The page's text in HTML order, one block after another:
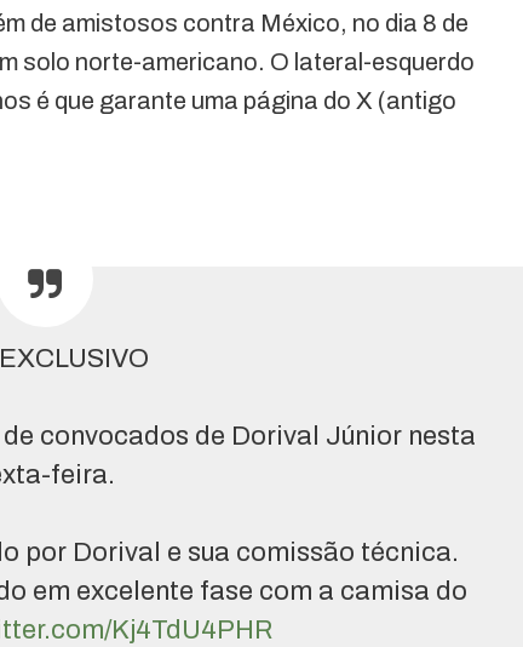
de amistosos contra México, no dia 8 de
solo norte-americano. O lateral-esquerdo
é que garante uma página do X (antigo
convocados de Dorival Júnior nesta
feira.
por Dorival e sua comissão técnica.
em excelente fase com a camisa do
Kj4TdU4PHR